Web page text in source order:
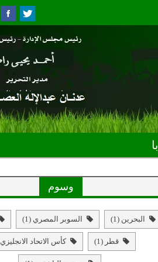
وسوم
البحرين (1) السوبر المصري (1)
قطر (1) كأس الاتحاد الانجليزي